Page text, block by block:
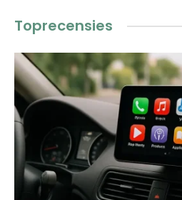
Toprecensies